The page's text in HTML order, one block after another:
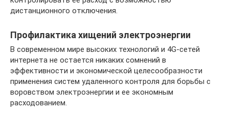
дистанционного отключения.
Профилактика хищений электроэнергии
В современном мире высоких технологий и 4G-сетей
интернета не остается никаких сомнений в
эффективности и экономической целесообразности
применения систем удаленного контроля для борьбы с
воровством электроэнергии и ее экономным
расходованием.